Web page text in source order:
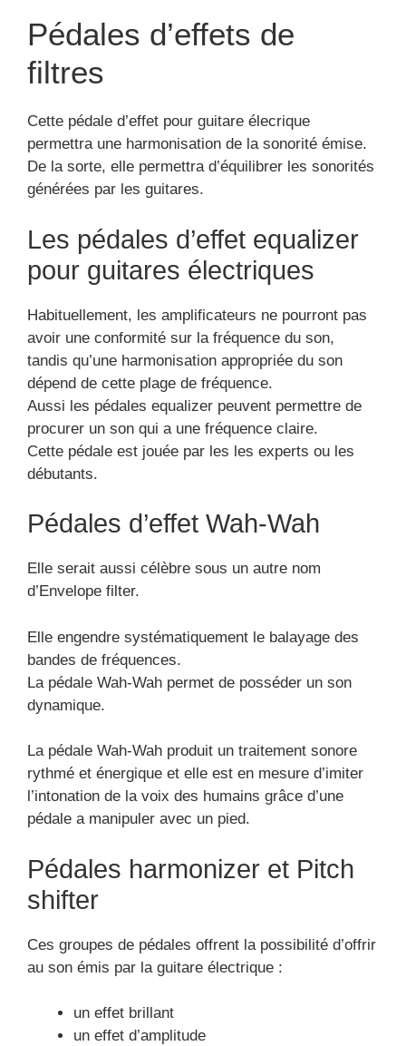
Pédales d’effets de
filtres
Cette pédale d’effet pour guitare élecrique
permettra une harmonisation de la sonorité émise.
De la sorte, elle permettra d’équilibrer les sonorités
générées par les guitares.
Les pédales d’effet equalizer
pour guitares électriques
Habituellement, les amplificateurs ne pourront pas
avoir une conformité sur la fréquence du son,
tandis qu’une harmonisation appropriée du son
dépend de cette plage de fréquence.
Aussi les pédales equalizer peuvent permettre de
procurer un son qui a une fréquence claire.
Cette pédale est jouée par les les experts ou les
débutants.
Pédales d’effet Wah-Wah
Elle serait aussi célèbre sous un autre nom
d’Envelope filter.
Elle engendre systématiquement le balayage des
bandes de fréquences.
La pédale Wah-Wah permet de posséder un son
dynamique.
La pédale Wah-Wah produit un traitement sonore
rythmé et énergique et elle est en mesure d’imiter
l’intonation de la voix des humains grâce d’une
pédale a manipuler avec un pied.
Pédales harmonizer et Pitch
shifter
Ces groupes de pédales offrent la possibilité d’offrir
au son émis par la guitare électrique :
un effet brillant
un effet d’amplitude